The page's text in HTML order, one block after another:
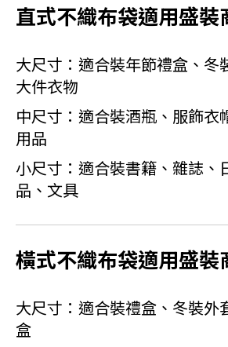
直式不織布袋適用盛裝
大尺寸：適合裝年節禮盒、冬
大件衣物
中尺寸：適合裝酒瓶、服飾衣
用品
小尺寸：適合裝書籍、雜誌、
品、文具
橫式不織布袋適用盛裝
大尺寸：適合裝禮盒、冬裝外
盒